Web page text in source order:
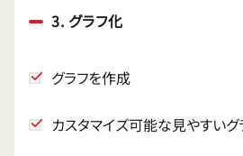
3. グラフ化
グラフを作成
カスタマイズ可能な見やすいグ